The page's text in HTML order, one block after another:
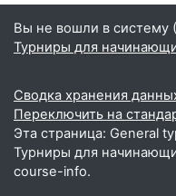
Вы не вошли в систему (
Турниры для
Сводка хранения
Переключить на
Эта страница: General
Турниры для
course-info.